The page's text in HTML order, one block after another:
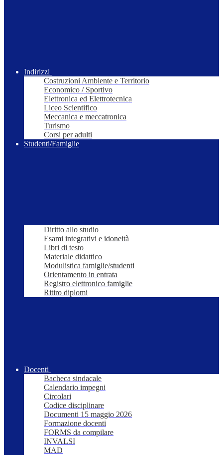
Indirizzi
Costruzioni Ambiente e Territorio
Economico / Sportivo
Elettronica ed Elettrotecnica
Liceo Scientifico
Meccanica e meccatronica
Turismo
Corsi per adulti
Studenti/Famiglie
Diritto allo studio
Esami integrativi e idoneità
Libri di testo
Materiale didattico
Modulistica famiglie/studenti
Orientamento in entrata
Registro elettronico famiglie
Ritiro diplomi
Docenti
Bacheca sindacale
Calendario impegni
Circolari
Codice disciplinare
Documenti 15 maggio 2026
Formazione docenti
FORMS da compilare
INVALSI
MAD